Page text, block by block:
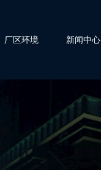
厂区环境 新闻中心